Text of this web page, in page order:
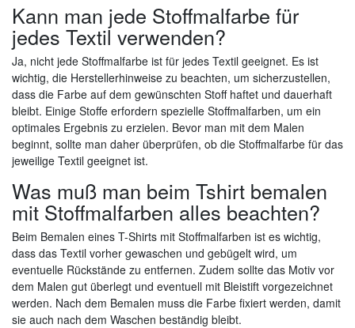
Kann man jede Stoffmalfarbe für
jedes Textil verwenden?
Ja, nicht jede Stoffmalfarbe ist für jedes Textil geeignet. Es ist
wichtig, die Herstellerhinweise zu beachten, um sicherzustellen,
dass die Farbe auf dem gewünschten Stoff haftet und dauerhaft
bleibt. Einige Stoffe erfordern spezielle Stoffmalfarben, um ein
optimales Ergebnis zu erzielen. Bevor man mit dem Malen
beginnt, sollte man daher überprüfen, ob die Stoffmalfarbe für das
jeweilige Textil geeignet ist.
Was muß man beim Tshirt bemalen
mit Stoffmalfarben alles beachten?
Beim Bemalen eines T-Shirts mit Stoffmalfarben ist es wichtig,
dass das Textil vorher gewaschen und gebügelt wird, um
eventuelle Rückstände zu entfernen. Zudem sollte das Motiv vor
dem Malen gut überlegt und eventuell mit Bleistift vorgezeichnet
werden. Nach dem Bemalen muss die Farbe fixiert werden, damit
sie auch nach dem Waschen beständig bleibt.